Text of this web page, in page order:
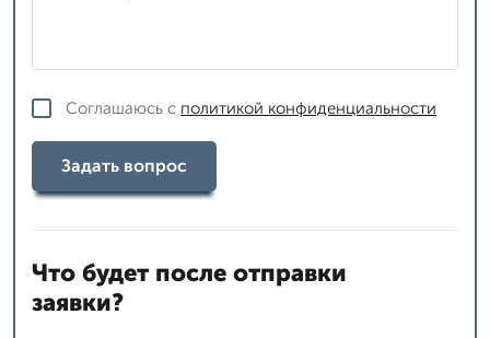
Соглашаюсь с политикой конфиденциальности
Задать вопрос
Что будет после отправки
заявки?